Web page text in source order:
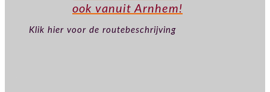
ook vanuit Arnhem!
Klik hier voor de routebeschrijving